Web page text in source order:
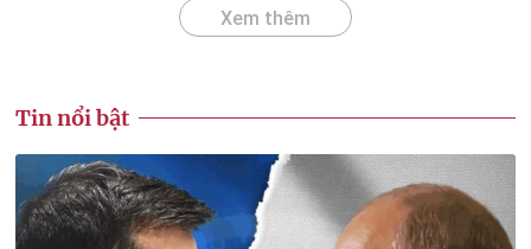
Xem thêm
Tin nổi bật